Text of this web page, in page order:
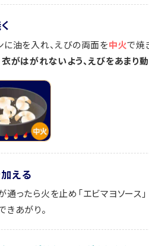
に油を入れ、えびの両面を中火で焼
衣がはがれないよう、えびをあまり
える
通ったら火を止め「エビマヨソース
きあがり。